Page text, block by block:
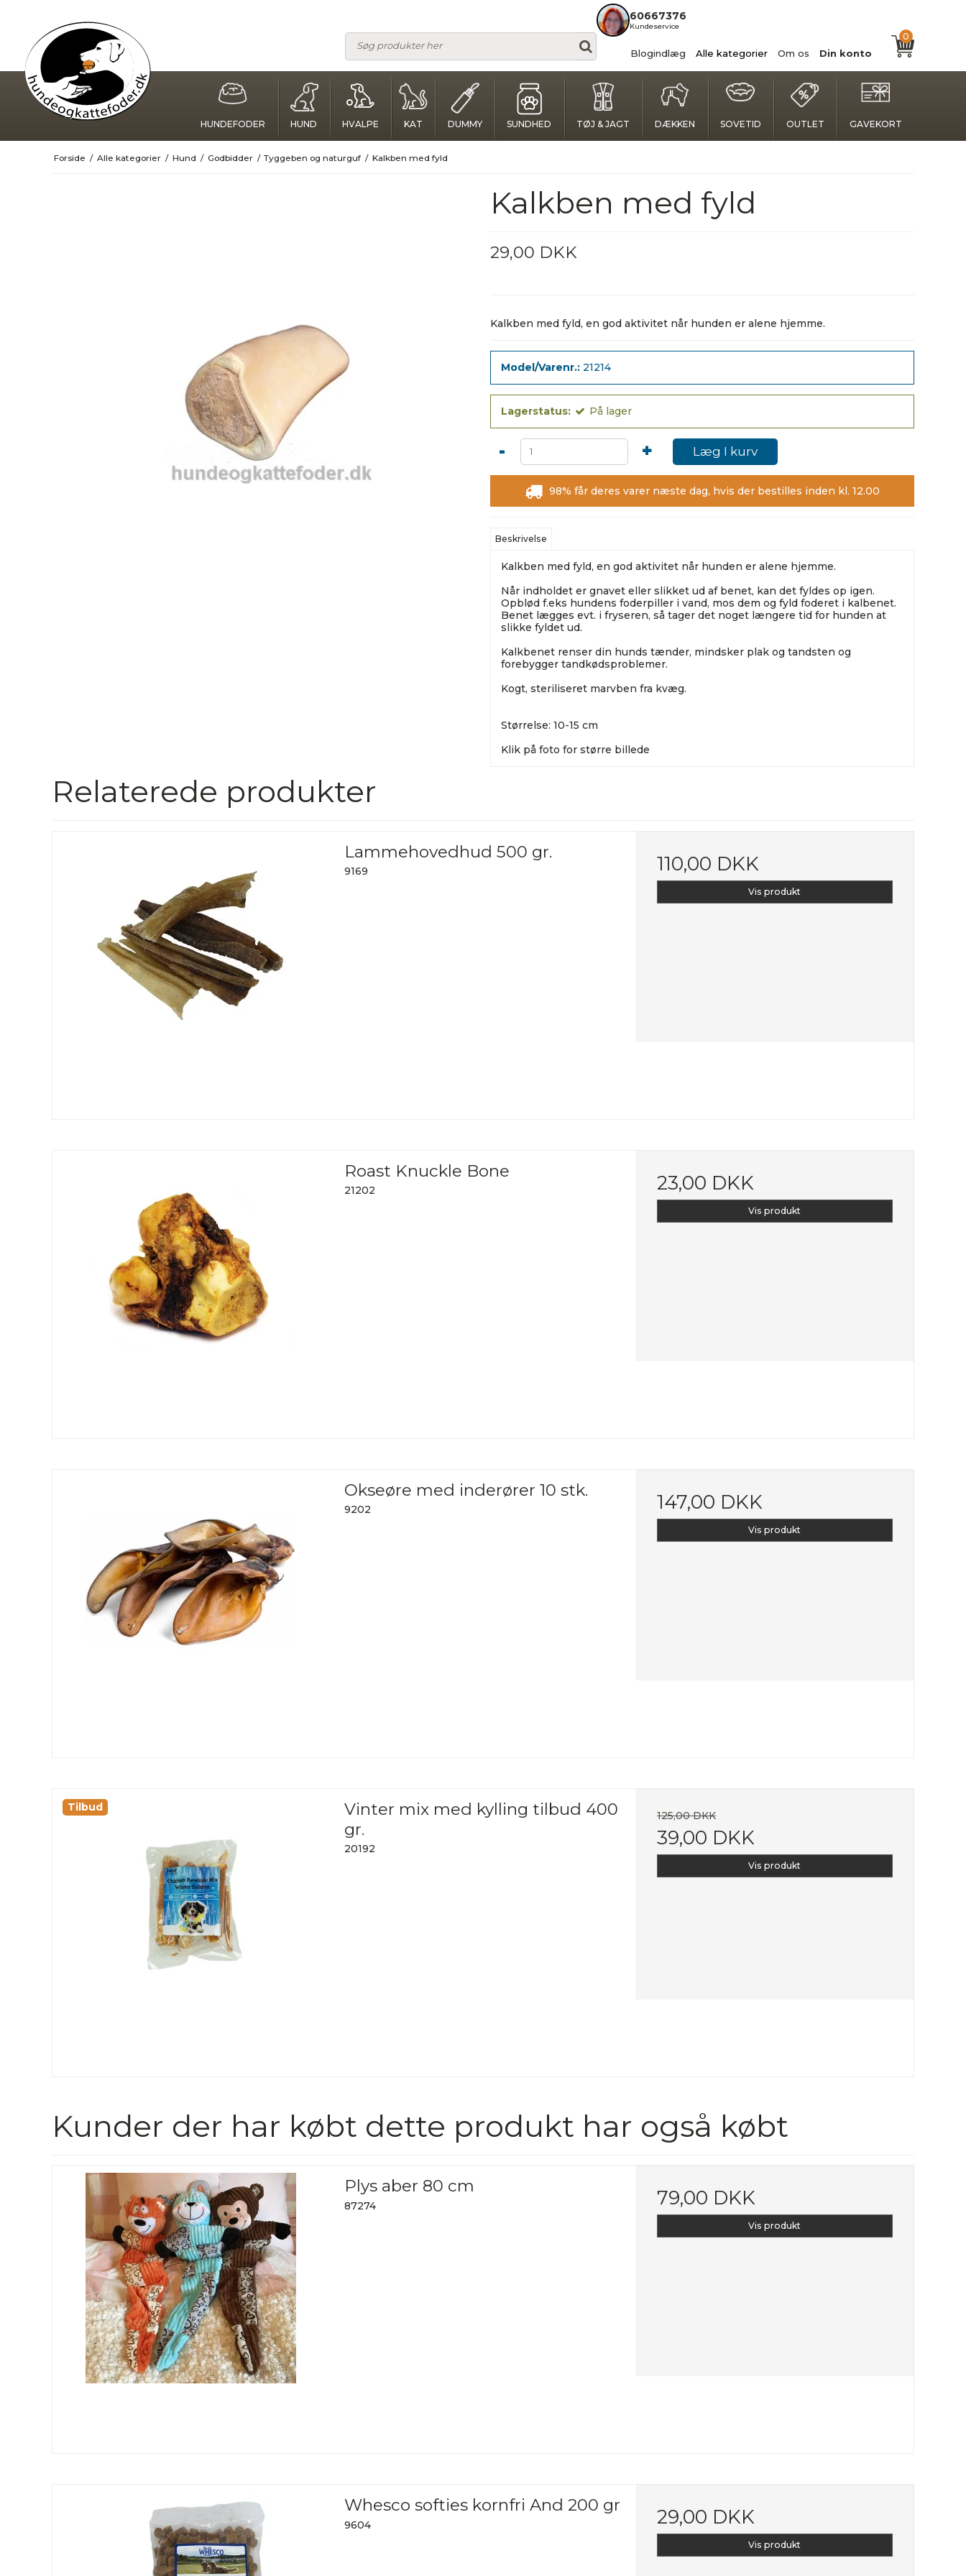
60667376
Kundeservice
Blogindlæg Alle kategorier Om os Din konto
0
HUNDEFODER HUND HVALPE KAT DUMMY SUNDHED TØJ & JAGT DÆKKEN SOVETID OUTLET GAVEKORT
Forside / Alle kategorier / Hund / Godbidder / Tyggeben og naturguf / Kalkben med fyld
Kalkben med fyld
29,00 DKK
Kalkben med fyld, en god aktivitet når hunden er alene hjemme.
Model/Varenr.: 21214
Lagerstatus: På lager
- + Læg I kurv
98% får deres varer næste dag, hvis der bestilles inden kl. 12.00
Beskrivelse
Kalkben med fyld, en god aktivitet når hunden er alene hjemme.
Når indholdet er gnavet eller slikket ud af benet, kan det fyldes op igen.
Opblød f.eks hundens foderpiller i vand, mos dem og fyld foderet i kalbenet.
Benet lægges evt. i fryseren, så tager det noget længere tid for hunden at
slikke fyldet ud.
Kalkbenet renser din hunds tænder, mindsker plak og tandsten og
forebygger tandkødsproblemer.
Kogt, steriliseret marvben fra kvæg.
Størrelse: 10-15 cm
Klik på foto for større billede
Relaterede produkter
Lammehovedhud 500 gr.
9169 110,00 DKK
Vis produkt
Roast Knuckle Bone
21202 23,00 DKK
Vis produkt
Okseøre med inderører 10 stk.
9202 147,00 DKK
Vis produkt
Tilbud
Vinter mix med kylling tilbud 400
gr.
20192
125,00 DKK
39,00 DKK
Vis produkt
Kunder der har købt dette produkt har også købt
Plys aber 80 cm
87274 79,00 DKK
Vis produkt
Whesco softies kornfri And 200 gr
9604 29,00 DKK
Vis produkt